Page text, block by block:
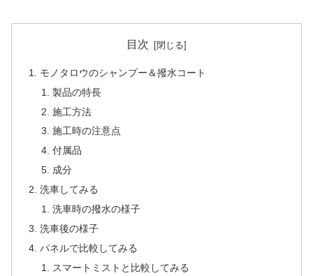
目次
モノタロウのシャンプー＆撥水コート
製品の特長
施工方法
施工時の注意点
付属品
成分
洗車してみる
洗車時の撥水の様子
洗車後の様子
パネルで比較してみる
スマートミストと比較してみる